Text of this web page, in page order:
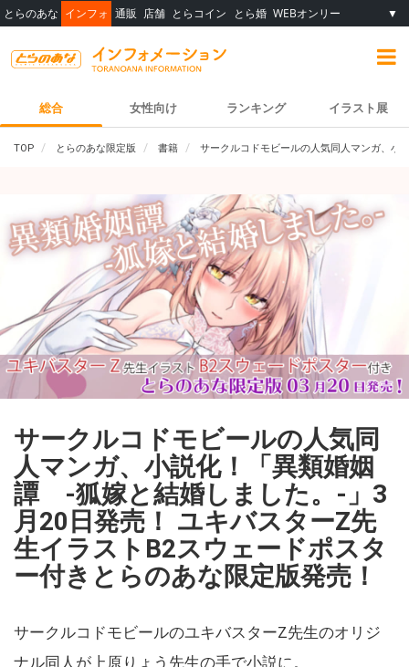
とらのあな インフォ 通販 店舗 とらコイン とら婚 WEBオンリー ▼
総合 女性向け ランキング イラスト展
TOP とらのあな限定版 書籍 サークルコドモビールの人気同人マンガ、小
サークルコドモビールの人気同
人マンガ、小説化！「異類婚姻
譚 -狐嫁と結婚しました。-」3
月20日発売！ ユキバスターZ先
生イラストB2スウェードポスタ
ー付きとらのあな限定版発売！
サークルコドモビールのユキバスターZ先生のオリジ
ナル同人が上原りょう先生の手で小説に。